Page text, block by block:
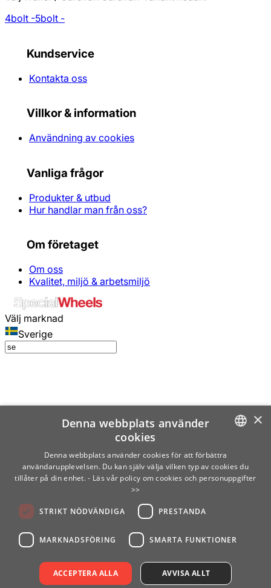
4bolt -5bolt -
Kundservice
Kontakta oss
Villkor & information
Användning av cookies
Vanliga frågor
Produkter & utbud
Hur handlar man från oss?
Om företaget
Om oss
Kvalitet, miljö & arbetsmiljö
Välj marknad
Sverige
SWEDISH
×
Denna webbplats använder
cookies
Denna webbplats använder cookies för att förbättra
användarupplevelsen. Du kan själv välja vilken typ av cookies du
tillåter på din enhet. - Läs vår policy om cookies och personuppgifter
>>
STRIKT NÖDVÄNDIGA PRESTANDA
MARKNADSFÖRING SMARTA FUNKTIONER
ACCEPTERA ALLA AVVISA ALLT